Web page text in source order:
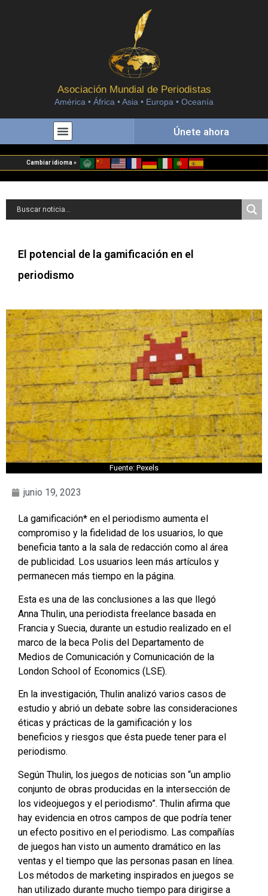
Asociación Mundial de Periodistas
América • África • Asia • Europa • Oceanía
Únete ahora
Cambiar idioma »
El potencial de la gamificación en el
periodismo
Fuente: Pexels
junio 19, 2023
La gamificación* en el periodismo aumenta el
compromiso y la fidelidad de los usuarios, lo que
beneficia tanto a la sala de redacción como al área
de publicidad. Los usuarios leen más artículos y
permanecen más tiempo en la página.
Esta es una de las conclusiones a las que llegó
Anna Thulin, una periodista freelance basada en
Francia y Suecia, durante un estudio realizado en el
marco de la beca Polis del Departamento de
Medios de Comunicación y Comunicación de la
London School of Economics (LSE).
En la investigación, Thulin analizó varios casos de
estudio y abrió un debate sobre las consideraciones
éticas y prácticas de la gamificación y los
beneficios y riesgos que ésta puede tener para el
periodismo.
Según Thulin, los juegos de noticias son “un amplio
conjunto de obras producidas en la intersección de
los videojuegos y el periodismo”. Thulin afirma que
hay evidencia en otros campos de que podría tener
un efecto positivo en el periodismo. Las compañías
de juegos han visto un aumento dramático en las
ventas y el tiempo que las personas pasan en línea.
Los métodos de marketing inspirados en juegos se
han utilizado durante mucho tiempo para dirigirse a